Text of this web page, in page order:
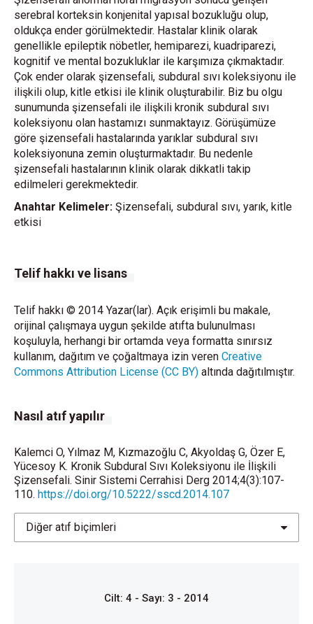
serebral korteksin konjenital yapısal bozukluğu olup,
oldukça ender görülmektedir. Hastalar klinik olarak
genellikle epileptik nöbetler, hemiparezi, kuadriparezi,
kognitif ve mental bozukluklar ile karşımıza çıkmaktadır.
Çok ender olarak şizensefali, subdural sıvı koleksiyonu ile
ilişkili olup, kitle etkisi ile klinik oluşturabilir. Biz bu olgu
sunumunda şizensefali ile ilişkili kronik subdural sıvı
koleksiyonu olan hastamızı sunmaktayız. Görüşümüze
göre şizensefali hastalarında yarıklar subdural sıvı
koleksiyonuna zemin oluşturmaktadır. Bu nedenle
şizensefali hastalarının klinik olarak dikkatli takip
edilmeleri gerekmektedir.
Anahtar Kelimeler: Şizensefali, subdural sıvı, yarık, kitle
etkisi
Telif hakkı ve lisans
Telif hakkı © 2014 Yazar(lar). Açık erişimli bu makale,
orijinal çalışmaya uygun şekilde atıfta bulunulması
koşuluyla, herhangi bir ortamda veya formatta sınırsız
kullanım, dağıtım ve çoğaltmaya izin veren Creative
Commons Attribution License (CC BY) altında dağıtılmıştır.
Nasıl atıf yapılır
Kalemci O, Yılmaz M, Kızmazoğlu C, Akyoldaş G, Özer E,
Yücesoy K. Kronik Subdural Sıvı Koleksiyonu ile İlişkili
Şizensefali. Sinir Sistemi Cerrahisi Derg 2014;4(3):107-
110. https://doi.org/10.5222/sscd.2014.107
Diğer atıf biçimleri
Cilt: 4 - Sayı: 3 - 2014